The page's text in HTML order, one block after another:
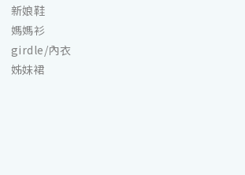
新娘鞋
媽媽衫
girdle/內衣
姊妹裙